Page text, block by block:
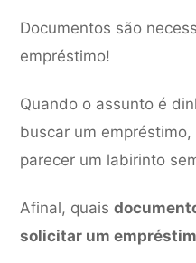
Documentos são
empréstimo!
Quando o assunto é
buscar um
parecer um labirinto
Afinal, quais
solicitar um